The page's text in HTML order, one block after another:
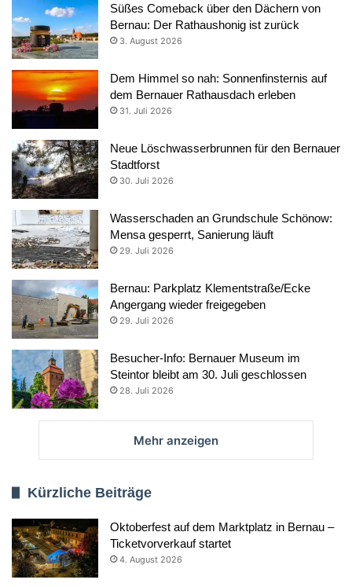
Süßes Comeback über den Dächern von
Bernau: Der Rathaushonig ist zurück
3. August 2026
Dem Himmel so nah: Sonnenfinsternis auf
dem Bernauer Rathausdach erleben
31. Juli 2026
Neue Löschwasserbrunnen für den Bernauer
Stadtforst
30. Juli 2026
Wasserschaden an Grundschule Schönow:
Mensa gesperrt, Sanierung läuft
29. Juli 2026
Bernau: Parkplatz Klementstraße/Ecke
Angergang wieder freigegeben
29. Juli 2026
Besucher-Info: Bernauer Museum im
Steintor bleibt am 30. Juli geschlossen
28. Juli 2026
Mehr anzeigen
Kürzliche Beiträge
Oktoberfest auf dem Marktplatz in Bernau –
Ticketvorverkauf startet
4. August 2026